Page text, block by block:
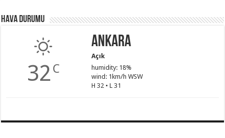
Hava Durumu
32 C
Ankara
Açık
humidity: 18%
wind: 1km/h WSW
H 32 • L 31